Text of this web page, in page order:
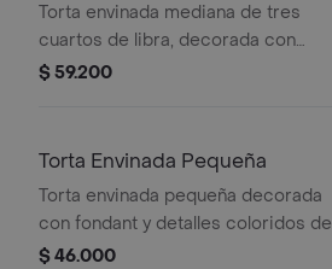
Torta envinada mediana de tres
cuartos de libra, decorada con
fondant y detalles coloridos.
$ 59.200
Torta Envinada Pequeña
Torta envinada pequeña decorada
con fondant y detalles coloridos de
flores y estrellas.
$ 46.000